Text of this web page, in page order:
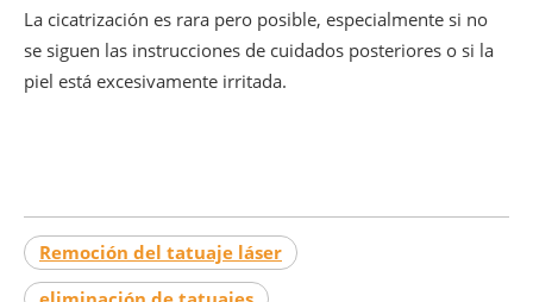
La cicatrización es rara pero posible, especialmente si no
se siguen las instrucciones de cuidados posteriores o si la
piel está excesivamente irritada.
Remoción del tatuaje láser